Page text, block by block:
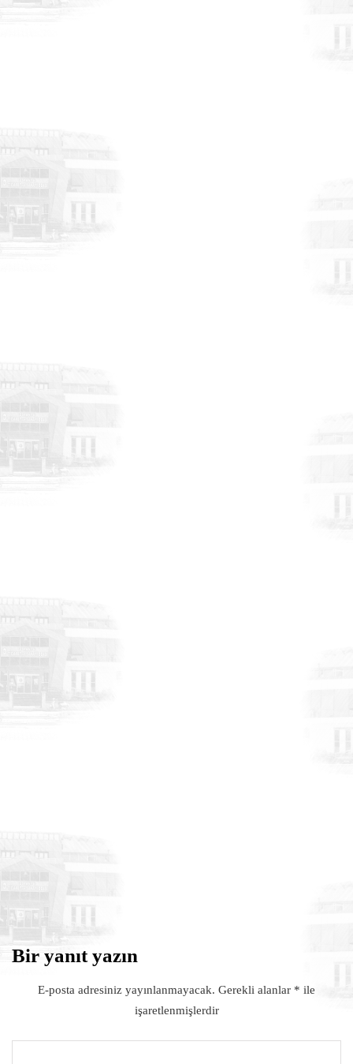
HABERLER
17 Temmuz 2026
Tekmar Gross Market’in açılış törenine
MHP Osmaniye Merkez İlçe Başkanı
olsun ziyareti
Bir yanıt yazın
E-posta adresiniz yayınlanmayacak. Gerekli alanlar * ile
işaretlenmişlerdir